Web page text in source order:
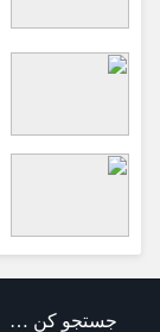
جستجو کن …